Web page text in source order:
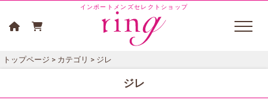
インポートメンズセレクトショップ
トップページ > カテゴリ > ジレ
ジレ